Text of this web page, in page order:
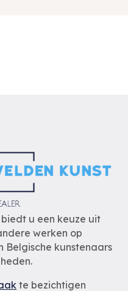
u een keuze uit
werken op
Belgische kunstenaars
te bezichtigen